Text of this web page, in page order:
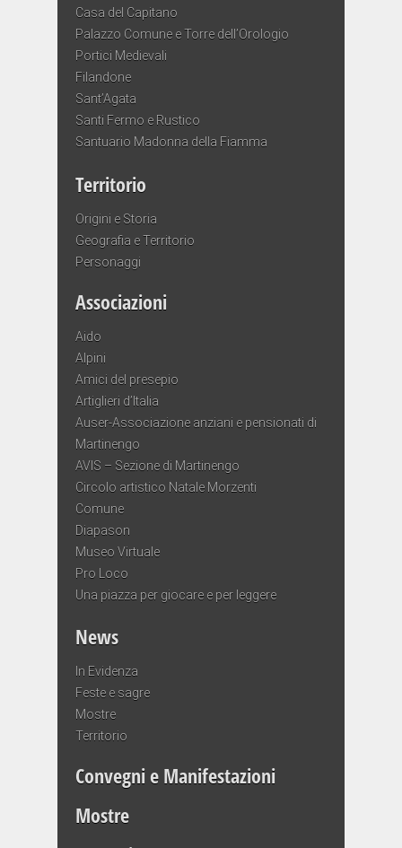
Casa del Capitano
Palazzo Comune e Torre dell’Orologio
Portici Medievali
Filandone
Sant’Agata
Santi Fermo e Rustico
Santuario Madonna della Fiamma
Territorio
Origini e Storia
Geografia e Territorio
Personaggi
Associazioni
Aido
Alpini
Amici del presepio
Artiglieri d’Italia
Auser-Associazione anziani e pensionati di
Martinengo
AVIS – Sezione di Martinengo
Circolo artistico Natale Morzenti
Comune
Diapason
Museo Virtuale
Pro Loco
Una piazza per giocare e per leggere
News
In Evidenza
Feste e sagre
Mostre
Territorio
Convegni e Manifestazioni
Mostre